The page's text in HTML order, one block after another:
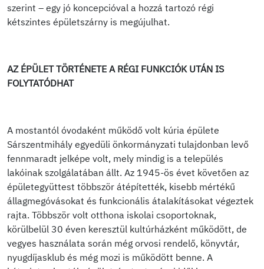
szerint – egy jó koncepcióval a hozzá tartozó régi
kétszintes épületszárny is megújulhat.
AZ ÉPÜLET TÖRTÉNETE A RÉGI FUNKCIÓK UTÁN IS
FOLYTATÓDHAT
A mostantól óvodaként működő volt kúria épülete
Sárszentmihály egyedüli önkormányzati tulajdonban levő
fennmaradt jelképe volt, mely mindig is a település
lakóinak szolgálatában állt. Az 1945-ös évet követően az
épületegyüttest többször átépítették, kisebb mértékű
állagmegóvásokat és funkcionális átalakításokat végeztek
rajta. Többször volt otthona iskolai csoportoknak,
körülbelül 30 éven keresztül kultúrházként működött, de
vegyes használata során még orvosi rendelő, könyvtár,
nyugdíjasklub és még mozi is működött benne. A